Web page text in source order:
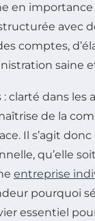
en
avec
comptes,
saine
clarté dans les
de la
Il s’agit
qu’elle
entreprise
pourquoi
essentiel